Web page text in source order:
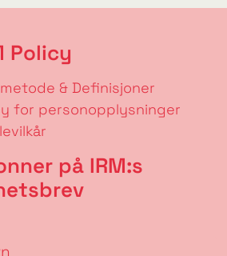
Policy
& Definisjoner
for personopplysninger
på IRM:s